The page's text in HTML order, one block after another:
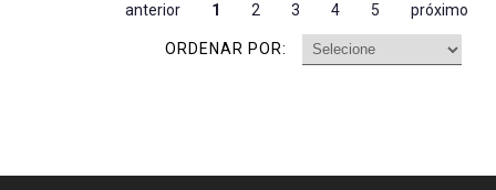
anterior 1 2 3 4 5 próximo
ORDENAR POR: